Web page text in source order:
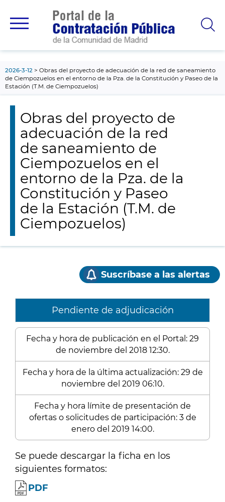
principal
2026-3-12
Obras del proyecto de adecuación de la red de saneamiento
de Ciempozuelos en el entorno de la Pza. de la Constitución y Paseo de la
Estación (T.M. de Ciempozuelos)
Obras del proyecto de
adecuación de la red
de saneamiento de
Ciempozuelos en el
entorno de la Pza. de la
Constitución y Paseo
de la Estación (T.M. de
Ciempozuelos)
Suscríbase a las alertas
Pendiente de adjudicación
Fecha y hora de publicación en el Portal: 29
de noviembre del 2018 12:30.
Fecha y hora de la última actualización: 29 de
noviembre del 2019 06:10.
Fecha y hora límite de presentación de
ofertas o solicitudes de participación: 3 de
enero del 2019 14:00.
Se puede descargar la ficha en los
siguientes formatos:
PDF